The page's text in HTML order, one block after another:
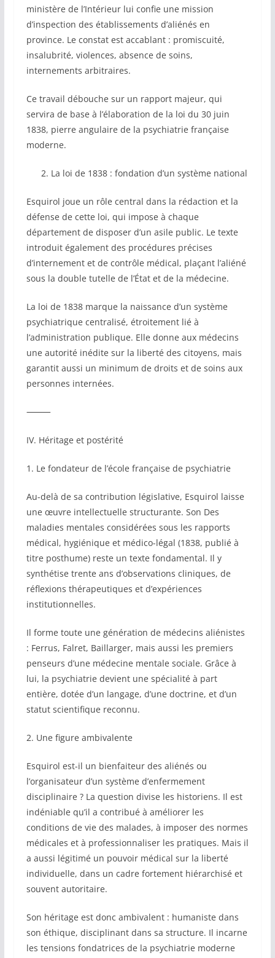
ministère de l’Intérieur lui confie une mission
d’inspection des établissements d’aliénés en
province. Le constat est accablant : promiscuité,
insalubrité, violences, absence de soins,
internements arbitraires.
Ce travail débouche sur un rapport majeur, qui
servira de base à l’élaboration de la loi du 30 juin
1838, pierre angulaire de la psychiatrie française
moderne.
2. La loi de 1838 : fondation d’un système national
Esquirol joue un rôle central dans la rédaction et la
défense de cette loi, qui impose à chaque
département de disposer d’un asile public. Le texte
introduit également des procédures précises
d’internement et de contrôle médical, plaçant l’aliéné
sous la double tutelle de l’État et de la médecine.
La loi de 1838 marque la naissance d’un système
psychiatrique centralisé, étroitement lié à
l’administration publique. Elle donne aux médecins
une autorité inédite sur la liberté des citoyens, mais
garantit aussi un minimum de droits et de soins aux
personnes internées.
⸻
IV. Héritage et postérité
1. Le fondateur de l’école française de psychiatrie
Au-delà de sa contribution législative, Esquirol laisse
une œuvre intellectuelle structurante. Son Des
maladies mentales considérées sous les rapports
médical, hygiénique et médico-légal (1838, publié à
titre posthume) reste un texte fondamental. Il y
synthétise trente ans d’observations cliniques, de
réflexions thérapeutiques et d’expériences
institutionnelles.
Il forme toute une génération de médecins aliénistes
: Ferrus, Falret, Baillarger, mais aussi les premiers
penseurs d’une médecine mentale sociale. Grâce à
lui, la psychiatrie devient une spécialité à part
entière, dotée d’un langage, d’une doctrine, et d’un
statut scientifique reconnu.
2. Une figure ambivalente
Esquirol est-il un bienfaiteur des aliénés ou
l’organisateur d’un système d’enfermement
disciplinaire ? La question divise les historiens. Il est
indéniable qu’il a contribué à améliorer les
conditions de vie des malades, à imposer des normes
médicales et à professionnaliser les pratiques. Mais il
a aussi légitimé un pouvoir médical sur la liberté
individuelle, dans un cadre fortement hiérarchisé et
souvent autoritaire.
Son héritage est donc ambivalent : humaniste dans
son éthique, disciplinant dans sa structure. Il incarne
les tensions fondatrices de la psychiatrie moderne